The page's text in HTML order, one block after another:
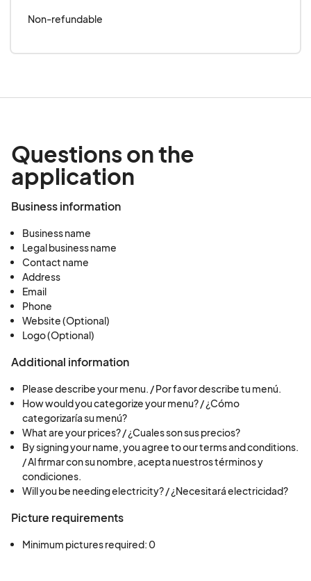
Non-refundable
Questions on the
application
Business information
Business name
Legal business name
Contact name
Address
Email
Phone
Website (Optional)
Logo (Optional)
Additional information
Please describe your menu. / Por favor describe tu menú.
How would you categorize your menu? / ¿Cómo
categorizaría su menú?
What are your prices? / ¿Cuales son sus precios?
By signing your name, you agree to our terms and conditions.
/ Al firmar con su nombre, acepta nuestros términos y
condiciones.
Will you be needing electricity? / ¿Necesitará electricidad?
Picture requirements
Minimum pictures required: 0